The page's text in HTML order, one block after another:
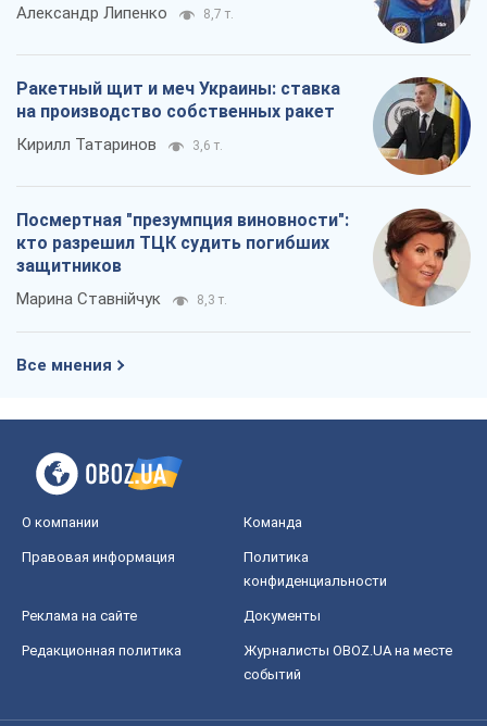
Александр Липенко 8,7 т.
Ракетный щит и меч Украины: ставка
на производство собственных ракет
Кирилл Татаринов 3,6 т.
Посмертная "презумпция виновности":
кто разрешил ТЦК судить погибших
защитников
Марина Ставнійчук 8,3 т.
Все мнения
О компании Команда
Правовая информация
Политика
конфиденциальности
Реклама на сайте Документы
Редакционная политика
Журналисты OBOZ.UA на месте
событий